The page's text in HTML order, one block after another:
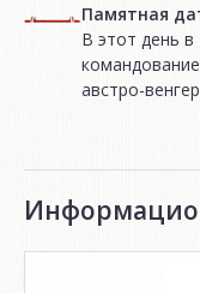
Памятная
В этот день в
австро-